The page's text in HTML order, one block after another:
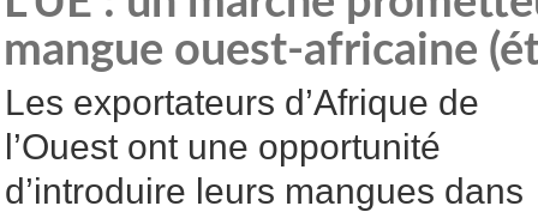
mangue ouest-africaine
Les exportateurs d’Afrique de
l’Ouest ont une opportunité
d’introduire leurs mangues dans